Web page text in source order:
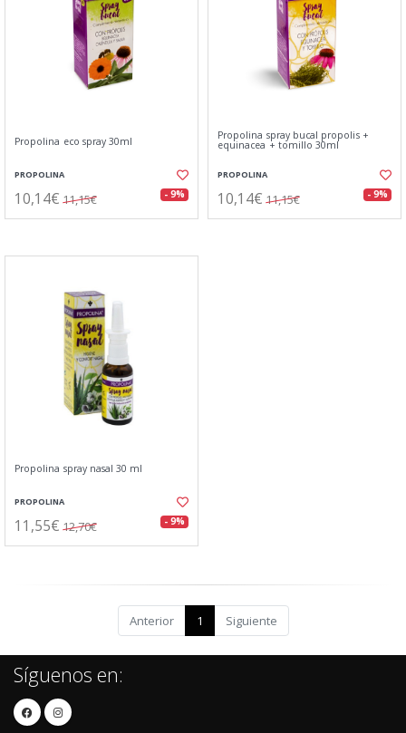
Propolina eco spray 30ml
PROPOLINA
10,14€ 11,15€ - 9%
Propolina spray bucal propolis +
equinacea + tomillo 30ml
PROPOLINA
10,14€ 11,15€ - 9%
Propolina spray nasal 30 ml
PROPOLINA
11,55€ 12,70€ - 9%
Anterior 1 Siguiente
Síguenos en: